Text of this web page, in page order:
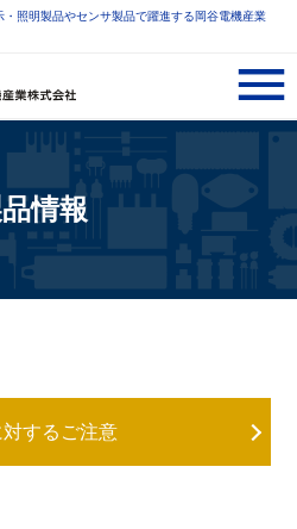
照明製品やセンサ製品で躍進する岡谷電機産業
情報
するご注意